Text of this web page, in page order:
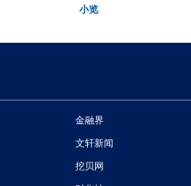
小览
金融界
文轩新闻
挖贝网